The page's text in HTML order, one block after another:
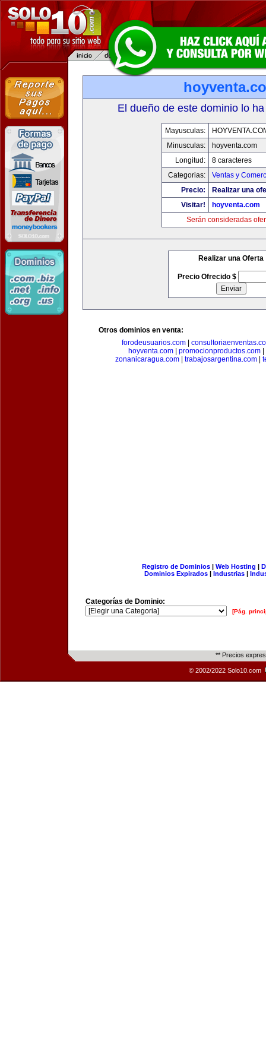
El dueño de este dominio lo
Mayusculas:
Minusculas:
hoyventa.com
Longitud:
8 caracteres
Categorias:
Ventas y
Precio:
Realizar una
Visitar!
hoyventa.com
Serán consideradas
Realizar una Oferta
Precio Ofrecido $
Otros dominios en venta:
forodeusuarios.com
hoyventa.com| promocionproductos.com|
zonanicaragua.com
trabajosargentina.com
Registro de Dominios| Web Hosting |
Dominios Expirados | Industrias |
Categorías de Dominio:
[Pág.
** Precios
© 2002/2022 Solo10.com